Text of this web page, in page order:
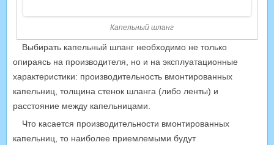
Капельный шланг
Выбирать капельный шланг необходимо не только
опираясь на производителя, но и на эксплуатационные
характеристики: производительность вмонтированных
капельниц, толщина стенок шланга (либо ленты) и
расстояние между капельницами.
Что касается производительности вмонтированных
капельниц, то наиболее приемлемыми будут